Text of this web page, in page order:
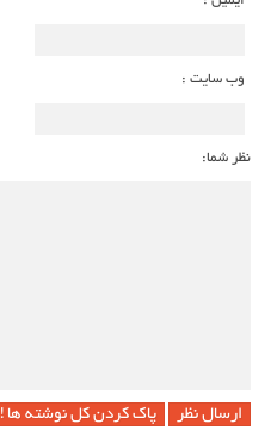
وب سایت :
نظر شما:
پاک کردن کل نوشته ها !